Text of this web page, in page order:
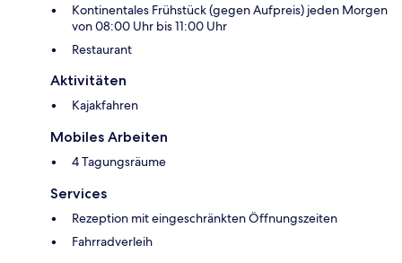
Kontinentales Frühstück (gegen Aufpreis) jeden Morgen
von 08:00 Uhr bis 11:00 Uhr
Restaurant
Aktivitäten
Kajakfahren
Mobiles Arbeiten
4 Tagungsräume
Services
Rezeption mit eingeschränkten Öffnungszeiten
Fahrradverleih